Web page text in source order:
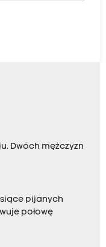
Dwóch mężczyzn
pijanych
połowę